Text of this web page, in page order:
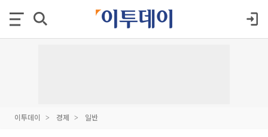
이투데이 경제 일반